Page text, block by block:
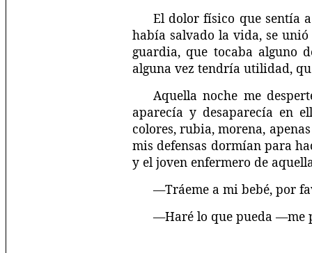
El dolor físico que sentía
había salvado la vida, se
guardia, que tocaba alguno
alguna vez tendría utilidad,
Aquella noche me
aparecía y desaparecía en
colores, rubia, morena,
mis defensas dormían para
y el joven enfermero de
—Tráeme a mi bebé, por
—Haré lo que pueda —me